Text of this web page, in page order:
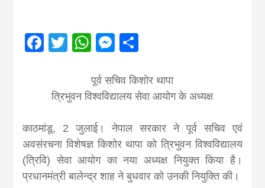
from
Facebook
TwitterWhatsApp
Messenger
पूर्व सचिव किशोर थापा
त्रिभुवन विश्वविद्यालय सेवा आयोग के अध्यक्ष
काठमांडू, 2 जुलाई। नेपाल सरकार ने पूर्व सचिव एवं
अवसंरचना विशेषज्ञ किशोर थापा को त्रिभुवन विश्वविद्यालय
(त्रिवि) सेवा आयोग का नया अध्यक्ष नियुक्त किया है।
प्रधानमंत्री बालेन्द्र शाह ने बुधवार को उनकी नियुक्ति की।